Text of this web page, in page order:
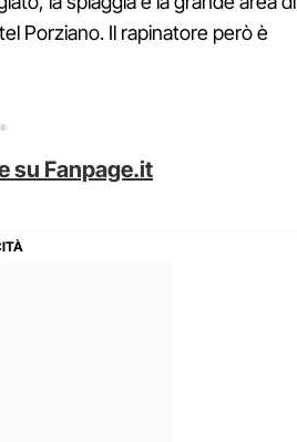
Porziano. Il rapinatore però è
su Fanpage.it